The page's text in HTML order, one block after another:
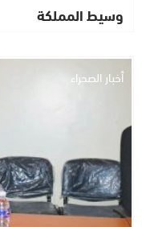
وسيط المملكة
أخبار الصحراء